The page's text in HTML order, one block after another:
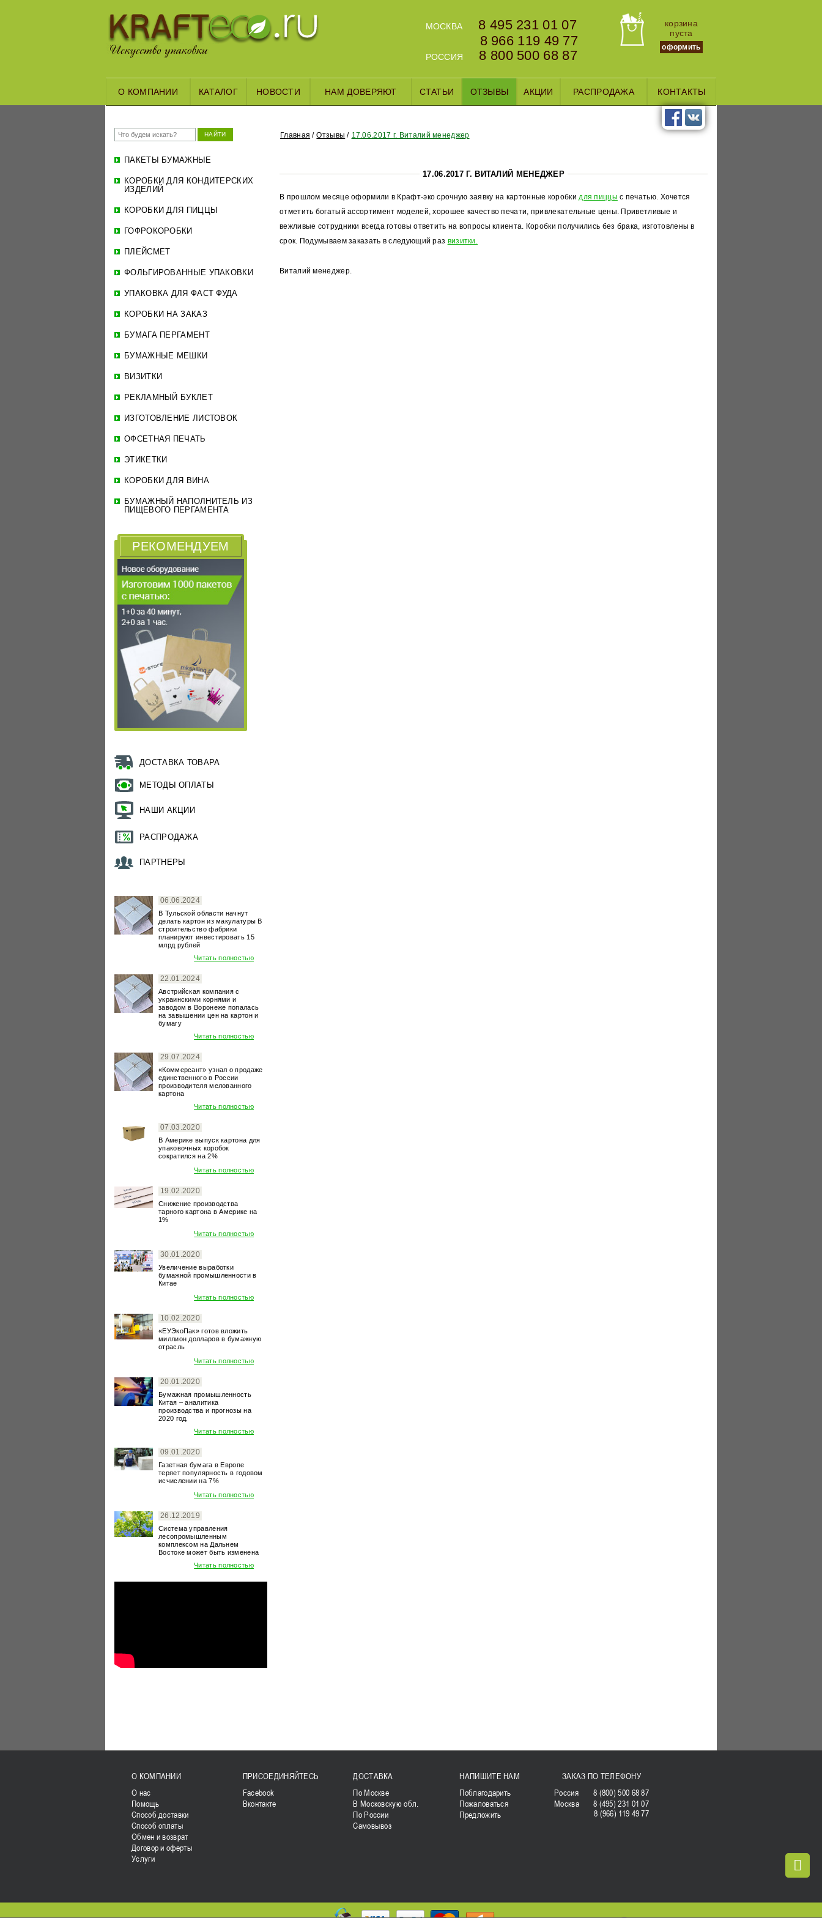
корзина
пуста
оформить
МОСКВА
8 495 231 01 07
8 966 119 49 77
РОССИЯ 8 800 500 68 87
О КОМПАНИИ КАТАЛОГ НОВОСТИ НАМ ДОВЕРЯЮТ СТАТЬИ ОТЗЫВЫ АКЦИИ РАСПРОДАЖА КОНТАКТЫ
НАЙТИ
ПАКЕТЫ БУМАЖНЫЕ
КОРОБКИ ДЛЯ КОНДИТЕРСКИХ
ИЗДЕЛИЙ
КОРОБКИ ДЛЯ ПИЦЦЫ
ГОФРОКОРОБКИ
ПЛЕЙСМЕТ
ФОЛЬГИРОВАННЫЕ УПАКОВКИ
УПАКОВКА ДЛЯ ФАСТ ФУДА
КОРОБКИ НА ЗАКАЗ
БУМАГА ПЕРГАМЕНТ
БУМАЖНЫЕ МЕШКИ
ВИЗИТКИ
РЕКЛАМНЫЙ БУКЛЕТ
ИЗГОТОВЛЕНИЕ ЛИСТОВОК
ОФСЕТНАЯ ПЕЧАТЬ
ЭТИКЕТКИ
КОРОБКИ ДЛЯ ВИНА
БУМАЖНЫЙ НАПОЛНИТЕЛЬ ИЗ
ПИЩЕВОГО ПЕРГАМЕНТА
РЕКОМЕНДУЕМ
ДОСТАВКА ТОВАРА
МЕТОДЫ ОПЛАТЫ
НАШИ АКЦИИ
РАСПРОДАЖА
ПАРТНЕРЫ
06.06.2024
В Тульской области начнут
делать картон из макулатуры В
строительство фабрики
планируют инвестировать 15
млрд рублей
Читать полностью
22.01.2024
Австрийская компания с
украинскими корнями и
заводом в Воронеже попалась
на завышении цен на картон и
бумагу
Читать полностью
29.07.2024
«Коммерсант» узнал о продаже
единственного в России
производителя мелованного
картона
Читать полностью
07.03.2020
В Америке выпуск картона для
упаковочных коробок
сократился на 2%
Читать полностью
19.02.2020
Снижение производства
тарного картона в Америке на
1%
Читать полностью
30.01.2020
Увеличение выработки
бумажной промышленности в
Китае
Читать полностью
10.02.2020
«ЕУЭкоПак» готов вложить
миллион долларов в бумажную
отрасль
Читать полностью
20.01.2020
Бумажная промышленность
Китая – аналитика
производства и прогнозы на
2020 год.
Читать полностью
09.01.2020
Газетная бумага в Европе
теряет популярность в годовом
исчислении на 7%
Читать полностью
26.12.2019
Система управления
лесопромышленным
комплексом на Дальнем
Востоке может быть изменена
Читать полностью
Главная Отзывы 17.06.2017 г. Виталий менеджер
17.06.2017 Г. ВИТАЛИЙ МЕНЕДЖЕР
В прошлом месяце оформили в Крафт-эко срочную заявку на картонные коробкидля пиццы с печатью. Хочется
отметить богатый ассортимент моделей, хорошее качество печати, привлекательные цены. Приветливые и
вежливые сотрудники всегда готовы ответить на вопросы клиента. Коробки получились без брака, изготовлены в
срок. Подумываем заказать в следующий раз визитки.
Виталий менеджер.
О КОМПАНИИ
О нас
Помощь
Способ доставки
Способ оплаты
Обмен и возврат
Договор и оферты
Услуги
ПРИСОЕДИНЯЙТЕСЬ
Facebook
Вконтакте
ДОСТАВКА
По Москве
В Московскую обл.
По России
Самовывоз
НАПИШИТЕ НАМ
Поблагодарить
Пожаловаться
Предложить
ЗАКАЗ ПО ТЕЛЕФОНУ
Россия
8 (800) 500 68 87
Москва
8 (495) 231 01 07
8 (966) 119 49 77